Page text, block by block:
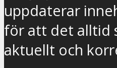
uppdaterar
för att det alltid
aktuellt och